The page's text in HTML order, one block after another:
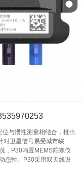
与惯性测量相结合，推出
对卫星信号易受城市峡
，P30内置MEMS陀螺仪
态性。P30采用双天线设